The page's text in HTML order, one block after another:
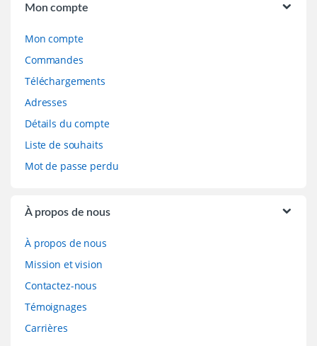
Mon compte
Mon compte
Commandes
Téléchargements
Adresses
Détails du compte
Liste de souhaits
Mot de passe perdu
À propos de nous
À propos de nous
Mission et vision
Contactez-nous
Témoignages
Carrières